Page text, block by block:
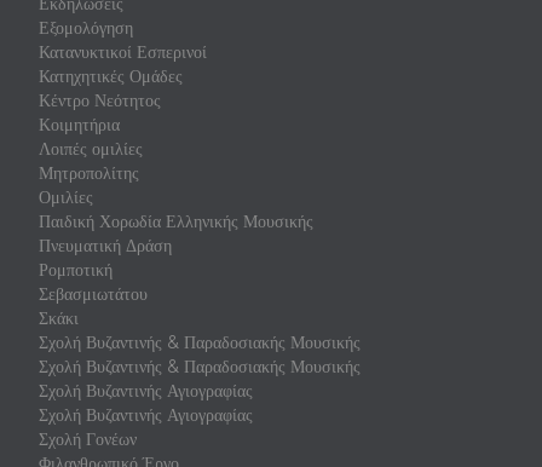
Εκδηλώσεις
Εξομολόγηση
Κατανυκτικοί Εσπερινοί
Κατηχητικές Ομάδες
Κέντρο Νεότητος
Κοιμητήρια
Λοιπές ομιλίες
Μητροπολίτης
Ομιλίες
Παιδική Χορωδία Ελληνικής Μουσικής
Πνευματική Δράση
Ρομποτική
Σεβασμιωτάτου
Σκάκι
Σχολή Βυζαντινής & Παραδοσιακής Μουσικής
Σχολή Βυζαντινής & Παραδοσιακής Μουσικής
Σχολή Βυζαντινής Αγιογραφίας
Σχολή Βυζαντινής Αγιογραφίας
Σχολή Γονέων